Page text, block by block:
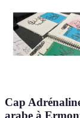
Cap
arabe à